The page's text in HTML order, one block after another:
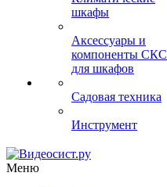
шкафы
Аксессуары и
компоненты СКС
для шкафов
Садовая техника
Инструмент
Меню